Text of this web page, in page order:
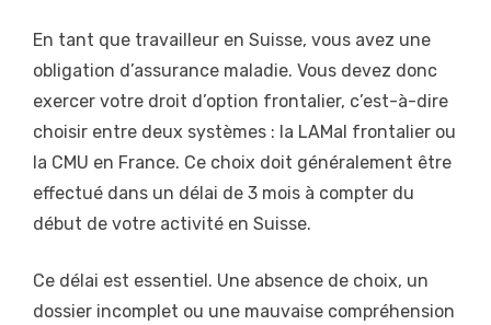
En tant que travailleur en Suisse, vous avez une
obligation d’assurance maladie. Vous devez donc
exercer votre droit d’option frontalier, c’est-à-dire
choisir entre deux systèmes : la LAMal frontalier ou
la CMU en France. Ce choix doit généralement être
effectué dans un délai de 3 mois à compter du
début de votre activité en Suisse.
Ce délai est essentiel. Une absence de choix, un
dossier incomplet ou une mauvaise compréhension